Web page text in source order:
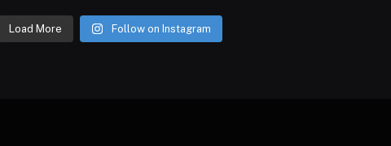
Load More Follow on Instagram